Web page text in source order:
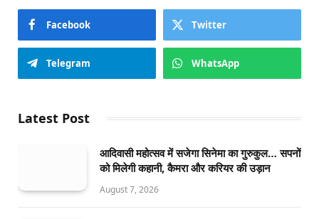
Facebook Twitter
Telegram WhatsApp
Latest Post
आदिवासी महोत्सव में सजेगा सिनेमा का गुरुकुल… सपनों
को मिलेगी कहानी, कैमरा और करियर की उड़ान
August 7, 2026